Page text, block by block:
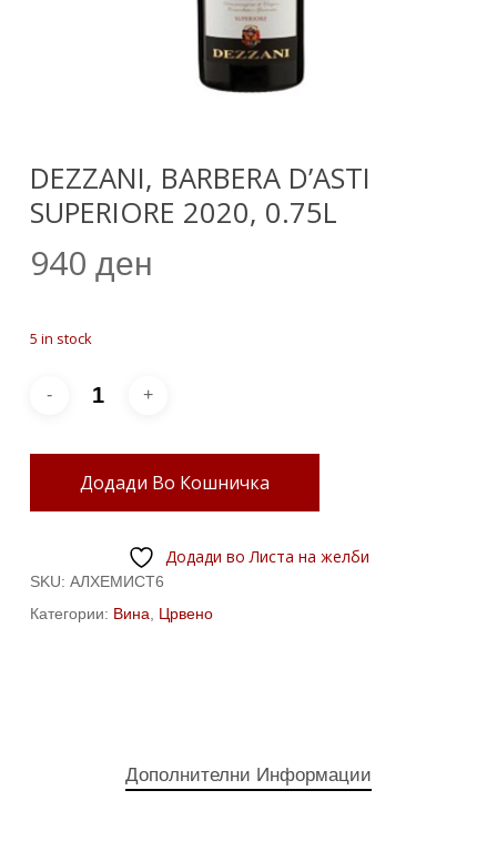
DEZZANI, BARBERA D’ASTI
SUPERIORE 2020, 0.75L
940 ден
5 in stock
Додади Во Кошничка
Додади во Листа на желби
SKU: АЛХЕМИСТ6
Категории: Вина, Црвено
Дополнителни Информации